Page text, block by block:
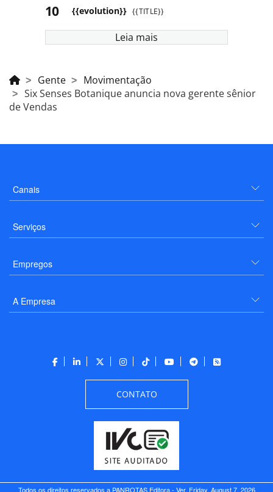
{{evolution}} {{TITLE}}
Leia mais
Gente
Movimentação
Six Senses Botanique anuncia nova gerente sênior
de Vendas
Canais
Serviços
Empregos
A Empresa
CONTATO
Todos os direitos reservados a PANROTAS Editora - Ver. Friday, August 7, 2026